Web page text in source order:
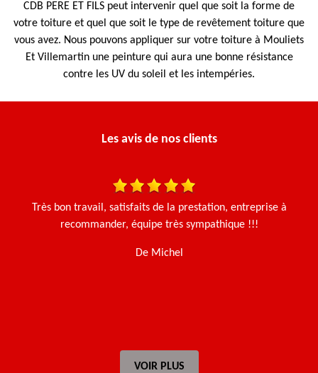
CDB PERE ET FILS peut intervenir quel que soit la forme de
votre toiture et quel que soit le type de revêtement toiture que
vous avez. Nous pouvons appliquer sur votre toiture à Mouliets
Et Villemartin une peinture qui aura une bonne résistance
contre les UV du soleil et les intempéries.
Les avis de nos clients
Très bon travail, satisfaits de la prestation, entreprise à
recommander, équipe très sympathique !!!
De Michel
VOIR PLUS